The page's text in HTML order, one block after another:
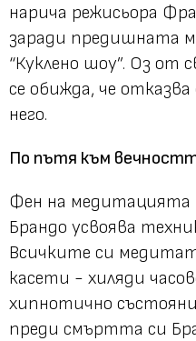
нарича режисьора
заради предишната
“Куклено шоу”. Оз от
се обижда, че
него.
По пътя към
Фен на медитацията
Брандо усвоява
Всичките си
касети - хиляди
хипнотично
преди смъртта си